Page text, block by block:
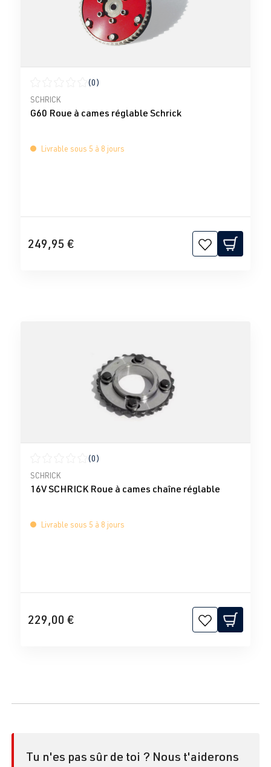
Note moyenne de 0 sur 5 étoiles
(0)
SCHRICK
G60 Roue à cames réglable Schrick
Livrable sous 5 à 8 jours
249,95 €
Note moyenne de 0 sur 5 étoiles
(0)
SCHRICK
16V SCHRICK Roue à cames chaîne réglable
Livrable sous 5 à 8 jours
229,00 €
Tu n'es pas sûr de toi ? Nous t'aiderons